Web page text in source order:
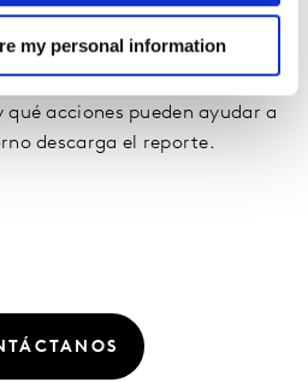
my personal information
los primeros impactos del
acciones pueden ayudar a
descarga el reporte.